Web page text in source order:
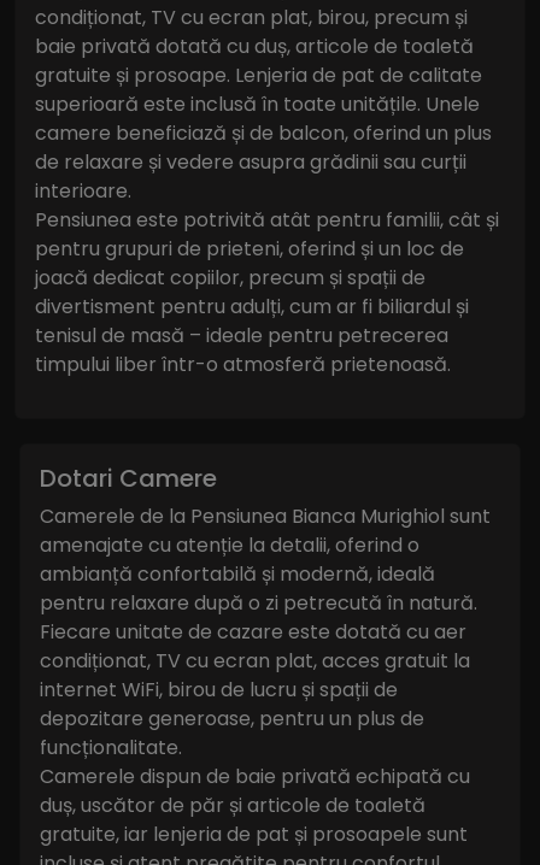
condiționat, TV cu ecran plat, birou, precum și
baie privată dotată cu duș, articole de toaletă
gratuite și prosoape. Lenjeria de pat de calitate
superioară este inclusă în toate unitățile. Unele
camere beneficiază și de balcon, oferind un plus
de relaxare și vedere asupra grădinii sau curții
interioare.
Pensiunea este potrivită atât pentru familii, cât și
pentru grupuri de prieteni, oferind și un loc de
joacă dedicat copiilor, precum și spații de
divertisment pentru adulți, cum ar fi biliardul și
tenisul de masă – ideale pentru petrecerea
timpului liber într-o atmosferă prietenoasă.
Dotari Camere
Camerele de la Pensiunea Bianca Murighiol sunt
amenajate cu atenție la detalii, oferind o
ambianță confortabilă și modernă, ideală
pentru relaxare după o zi petrecută în natură.
Fiecare unitate de cazare este dotată cu aer
condiționat, TV cu ecran plat, acces gratuit la
internet WiFi, birou de lucru și spații de
depozitare generoase, pentru un plus de
funcționalitate.
Camerele dispun de baie privată echipată cu
duș, uscător de păr și articole de toaletă
gratuite, iar lenjeria de pat și prosoapele sunt